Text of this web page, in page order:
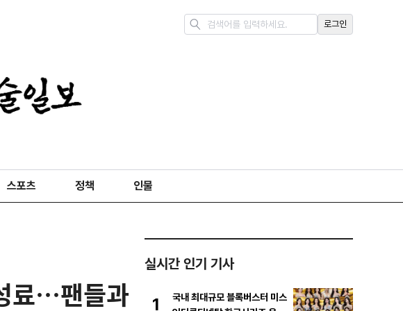
로그인
스포츠 정책 인물
료…팬들과
실시간 인기 기사
1
국내 최대규모 블록버스터 미스